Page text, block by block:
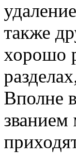
также
хорошо
Вполне
званием